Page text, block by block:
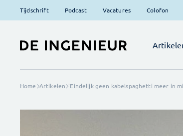
Tijdschrift Podcast Vacatures Colofon
Home Artikelen 'Eindelijk geen kabelspaghetti meer in